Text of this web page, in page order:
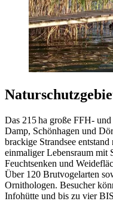
Das 215 ha große FFH-
Damp, Schönhagen und
brackige Strandsee
einmaliger Lebensraum mit
Feuchtsenken und
Über 120 Brutvogelarten
Ornithologen. Besucher
Infohütte und bis zu vier